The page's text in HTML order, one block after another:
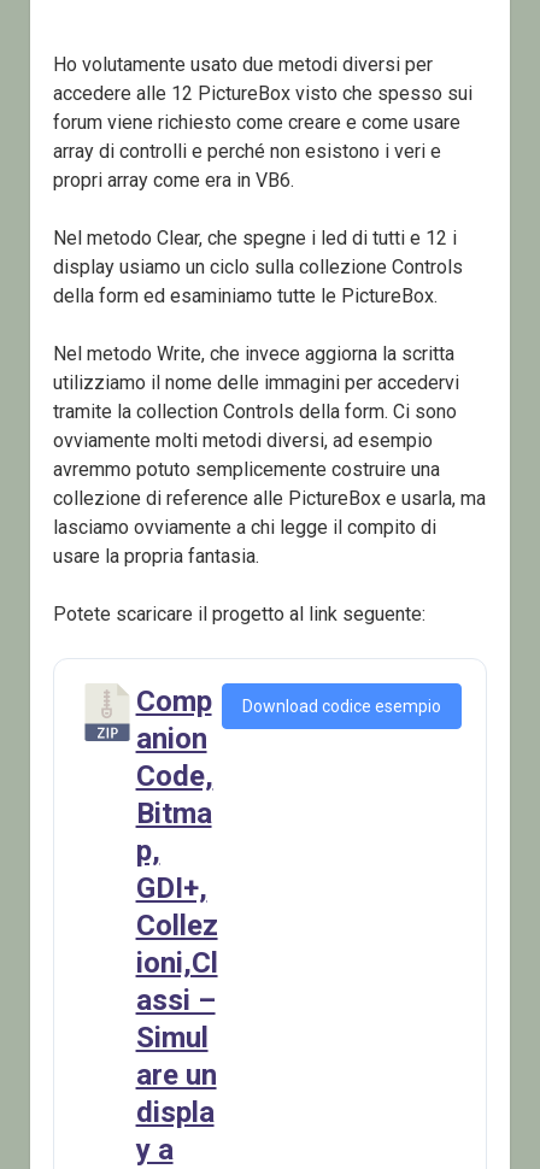
Ho volutamente usato due metodi diversi per
accedere alle 12 PictureBox visto che spesso sui
forum viene richiesto come creare e come usare
array di controlli e perché non esistono i veri e
propri array come era in VB6.
Nel metodo Clear, che spegne i led di tutti e 12 i
display usiamo un ciclo sulla collezione Controls
della form ed esaminiamo tutte le PictureBox.
Nel metodo Write, che invece aggiorna la scritta
utilizziamo il nome delle immagini per accedervi
tramite la collection Controls della form. Ci sono
ovviamente molti metodi diversi, ad esempio
avremmo potuto semplicemente costruire una
collezione di reference alle PictureBox e usarla, ma
lasciamo ovviamente a chi legge il compito di
usare la propria fantasia.
Potete scaricare il progetto al link seguente:
Comp
anion
Code,
Bitma
p,
GDI+,
Collez
ioni,Cl
assi –
Simul
are un
displa
y a
Download codice esempio